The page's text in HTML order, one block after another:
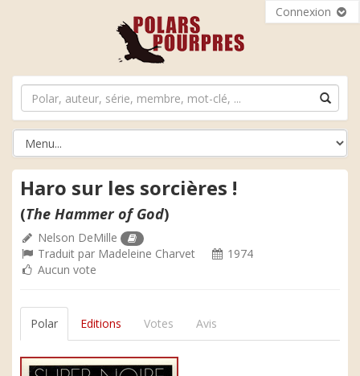
Connexion
Haro sur les sorcières !
(The Hammer of God)
Nelson DeMille
Traduit par Madeleine Charvet
1974
Aucun vote
Polar Editions Votes Avis